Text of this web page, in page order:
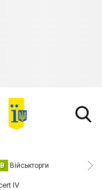
В Військторги
IV